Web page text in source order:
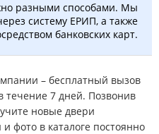
разными способами. Мы
систему ЕРИП, а также
банковских карт.
– бесплатный вызов
течение 7 дней. Позвонив
новые двери
фото в каталоге постоянно